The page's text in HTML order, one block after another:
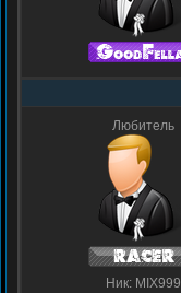
Любитель
Ник: MIX999